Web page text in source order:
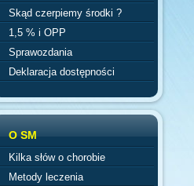
Skąd czerpiemy środki ?
1,5 % i OPP
Sprawozdania
Deklaracja dostępności
O SM
Kilka słów o chorobie
Metody leczenia